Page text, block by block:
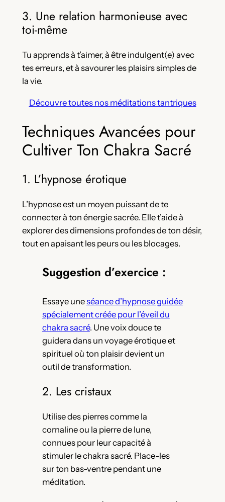
3. Une relation harmonieuse avec
toi-même
Tu apprends à t’aimer, à être indulgent(e) avec
tes erreurs, et à savourer les plaisirs simples de
la vie.
Découvre toutes nos méditations tantriques
Techniques Avancées pour
Cultiver Ton Chakra Sacré
1. L’hypnose érotique
L’hypnose est un moyen puissant de te
connecter à ton énergie sacrée. Elle t’aide à
explorer des dimensions profondes de ton désir,
tout en apaisant les peurs ou les blocages.
Suggestion d’exercice :
Essaye uneséance d’hypnose guidée
spécialement créée pour l’éveil du
chakra sacré. Une voix douce te
guidera dans un voyage érotique et
spirituel où ton plaisir devient un
outil de transformation.
2. Les cristaux
Utilise des pierres comme la
cornaline ou la pierre de lune,
connues pour leur capacité à
stimuler le chakra sacré. Place-les
sur ton bas-ventre pendant une
méditation.